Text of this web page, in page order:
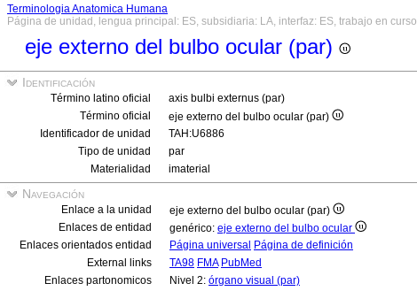
Terminologia Anatomica Humana
Página de unidad, lengua principal: ES, subsidiaria: LA, interfaz: ES, trabajo en curso
eje externo del bulbo ocular (par)
Identificación
Término latino oficial
axis bulbi externus (par)
Término oficial
eje externo del bulbo ocular (par)
Identificador de unidad
TAH:U6886
Tipo de unidad
par
Materialidad
imaterial
Navegación
Enlace a la unidad
eje externo del bulbo ocular (par)
Enlaces de entidad
genérico: eje externo del bulbo ocular
Enlaces orientados entidad
Página universal Página de definición
External links
TA98 FMA PubMed
Enlaces partonomicos
Nivel 2: órgano visual (par)